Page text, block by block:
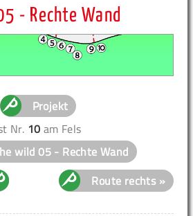
- Rechte Wand
Projekt
Nr. 10 am Fels
wild 05 - Rechte Wand
Route rechts »